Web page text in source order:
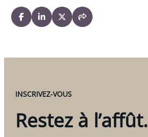
INSCRIVEZ-VOUS
Restez à l’affût.